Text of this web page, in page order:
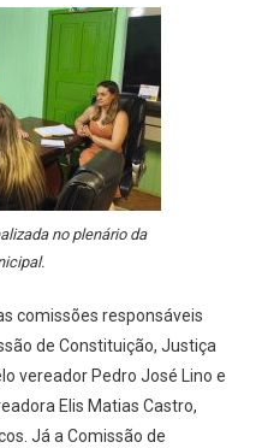
no plenário da
comissões responsáveis
de Constituição, Justiça
vereador Pedro José Lino e
Elis Matias Castro,
Já a Comissão de